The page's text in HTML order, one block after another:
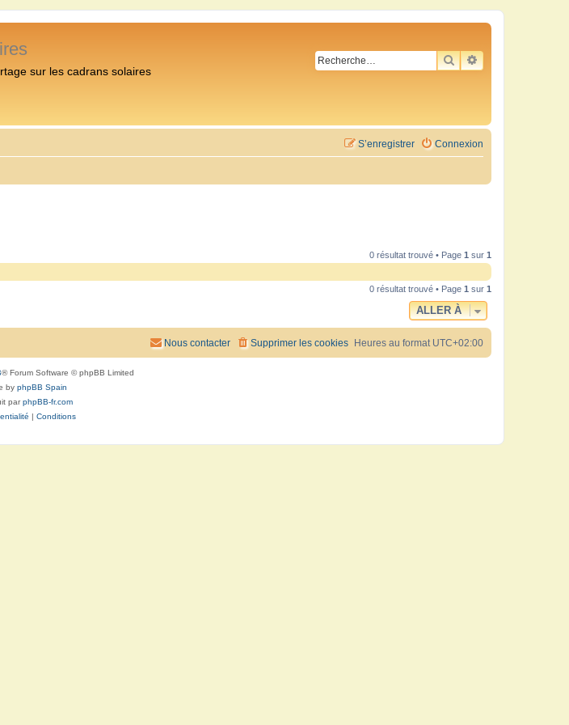
sur les cadrans solaires
RECHERCHER
RECHERCHE
Connexion
S’enregistrer
0 résultat trouvé • Page 1 sur 1
0 résultat trouvé • Page 1 sur 1
ALLER À
Heures au format UTC+02:00
Supprimer les cookies
Nous contacter
® Forum Software © phpBB Limited
by phpBB Spain
parphpBB-fr.com
| Conditions